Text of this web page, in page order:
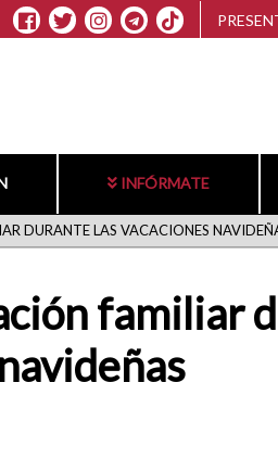
INFÓRMATE
DURANTE LAS VACACIONES
familiar
navideñas